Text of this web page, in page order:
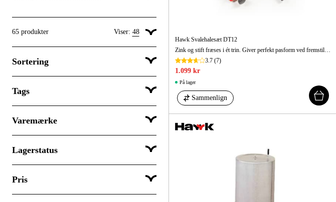
65 produkter Viser: 48
Vis 48 produkter pr. side
Sortering
Popularitet
Tags
Takster
Varemærke
Europac
Hawk
Lagerstatus
Sendes med det samme
Afsendes inden for 3-5 dage
Pris
Hawk Svalehalesæt DT12
Zink og stift fræses i ét trin. Giver perfekt pasform ved fremstilling af skabe, skuffer og lignende.
3.7(7)
1.099 kr
På lager
Sammenlign